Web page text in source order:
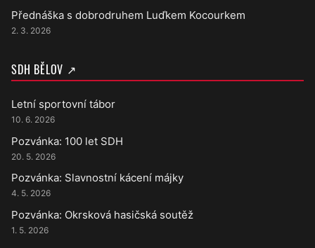
Přednáška s dobrodruhem Luďkem Kocourkem
2. 3. 2026
SDH BĚLOV ↗
Letní sportovní tábor
10. 6. 2026
Pozvánka: 100 let SDH
20. 5. 2026
Pozvánka: Slavnostní kácení májky
4. 5. 2026
Pozvánka: Okrsková hasičská soutěž
1. 5. 2026